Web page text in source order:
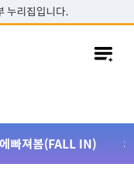
누리집입니다.
빠져봄(FALL IN)